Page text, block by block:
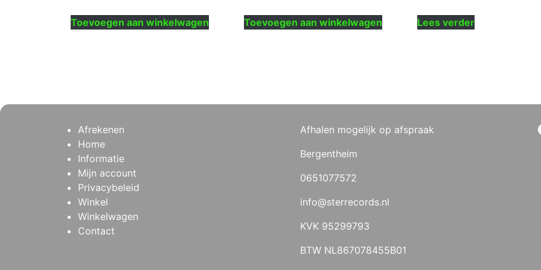
Toevoegen aan winkelwagen Toevoegen aan winkelwagen Lees verder
Afrekenen
Home
Informatie
Mijn account
Privacybeleid
Winkel
Winkelwagen
Contact
Afhalen mogelijk op afspraak
Bergentheim
0651077572
info@sterrecords.nl
KVK 95299793
BTW NL867078455B01